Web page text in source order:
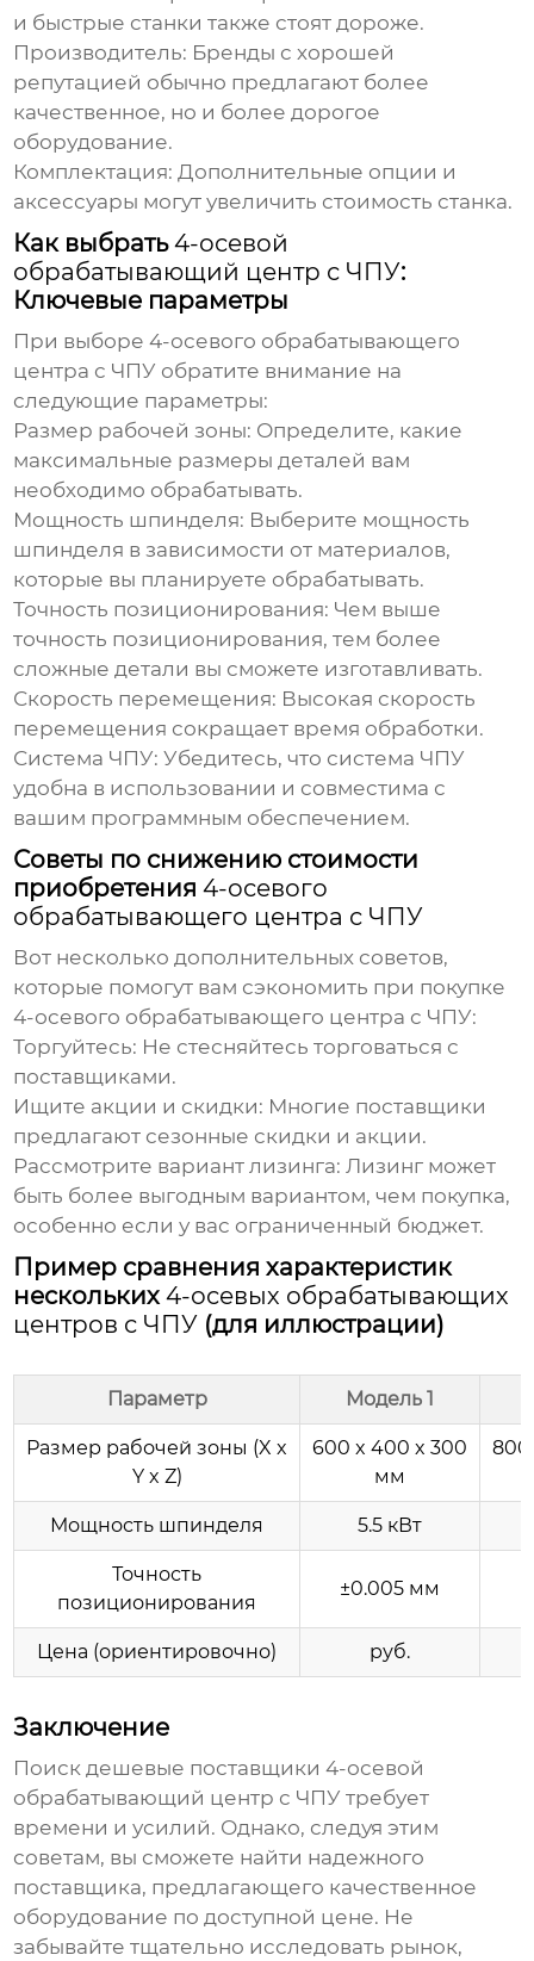
и быстрые станки также стоят дороже.
Производитель: Бренды с хорошей
репутацией обычно предлагают более
качественное, но и более дорогое
оборудование.
Комплектация: Дополнительные опции и
аксессуары могут увеличить стоимость станка.
Как выбрать4-осевой
обрабатывающий центр с ЧПУ:
Ключевые параметры
При выборе4-осевого обрабатывающего
центра с ЧПУ обратите внимание на
следующие параметры:
Размер рабочей зоны: Определите, какие
максимальные размеры деталей вам
необходимо обрабатывать.
Мощность шпинделя: Выберите мощность
шпинделя в зависимости от материалов,
которые вы планируете обрабатывать.
Точность позиционирования: Чем выше
точность позиционирования, тем более
сложные детали вы сможете изготавливать.
Скорость перемещения: Высокая скорость
перемещения сокращает время обработки.
Система ЧПУ: Убедитесь, что система ЧПУ
удобна в использовании и совместима с
вашим программным обеспечением.
Советы по снижению стоимости
приобретения4-осевого
обрабатывающего центра с ЧПУ
Вот несколько дополнительных советов,
которые помогут вам сэкономить при покупке
4-осевого обрабатывающего центра с ЧПУ:
Торгуйтесь: Не стесняйтесь торговаться с
поставщиками.
Ищите акции и скидки: Многие поставщики
предлагают сезонные скидки и акции.
Рассмотрите вариант лизинга: Лизинг может
быть более выгодным вариантом, чем покупка,
особенно если у вас ограниченный бюджет.
Пример сравнения характеристик
нескольких4-осевых обрабатывающих
центров с ЧПУ (для иллюстрации)
Параметр Модель 1
Размер рабочей зоны (X x
Y x Z)
600 x 400 x 300
мм
800
Мощность шпинделя 5.5 кВт
Точность
позиционирования
±0.005 мм
Цена (ориентировочно) руб.
Заключение
Поискдешевые поставщики 4-осевой
обрабатывающий центр с ЧПУ требует
времени и усилий. Однако, следуя этим
советам, вы сможете найти надежного
поставщика, предлагающего качественное
оборудование по доступной цене. Не
забывайте тщательно исследовать рынок,